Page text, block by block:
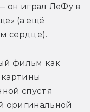
он играл ЛеФу в
(а ещё
сердце).
фильм как
спустя
оригинальной